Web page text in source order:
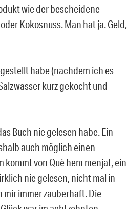
wie der bescheidene
Kokosnuss. Man hat ja. Geld,
habe (nachdem ich es
kurz gekocht und
Buch nie gelesen habe. Ein
auch möglich einen
kommt von Què hem menjat, ein
nie gelesen, nicht mal in
mir immer zauberhaft. Die